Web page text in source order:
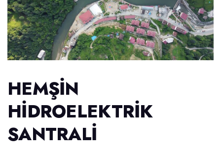
HEMŞIN
HIDROELEKTRIK
SANTRALI